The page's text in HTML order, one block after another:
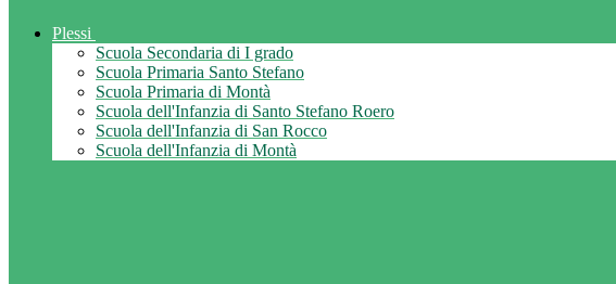
Plessi
Scuola Secondaria di I grado
Scuola Primaria Santo Stefano
Scuola Primaria di Montà
Scuola dell'Infanzia di Santo Stefano Roero
Scuola dell'Infanzia di San Rocco
Scuola dell'Infanzia di Montà